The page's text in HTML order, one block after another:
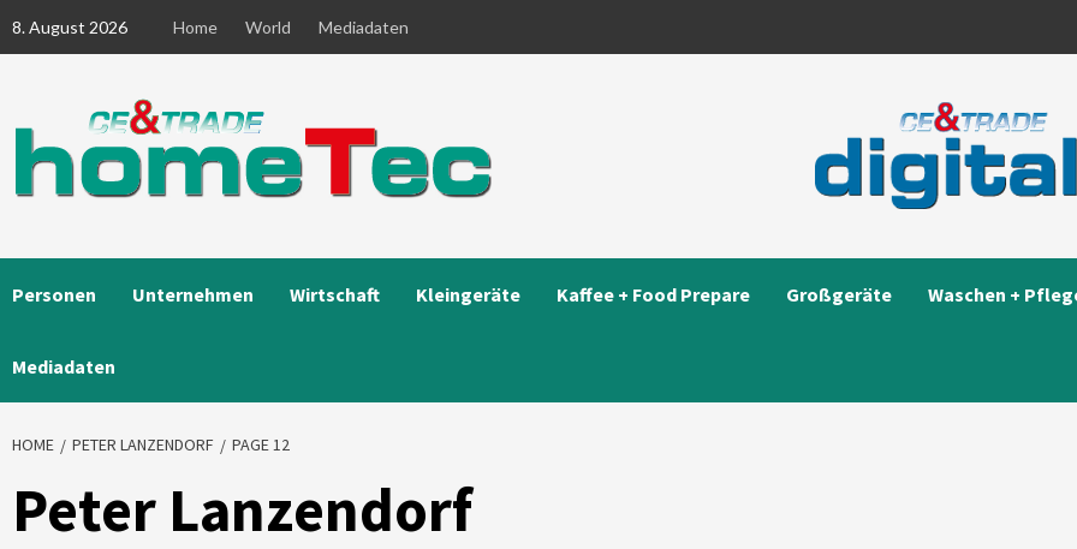
8. August 2026 Home World Mediadaten
Personen Unternehmen Wirtschaft Kleingeräte Kaffee + Food Prepare Großgeräte Waschen +
Mediadaten
HOME PETER LANZENDORF PAGE 12
Peter Lanzendorf